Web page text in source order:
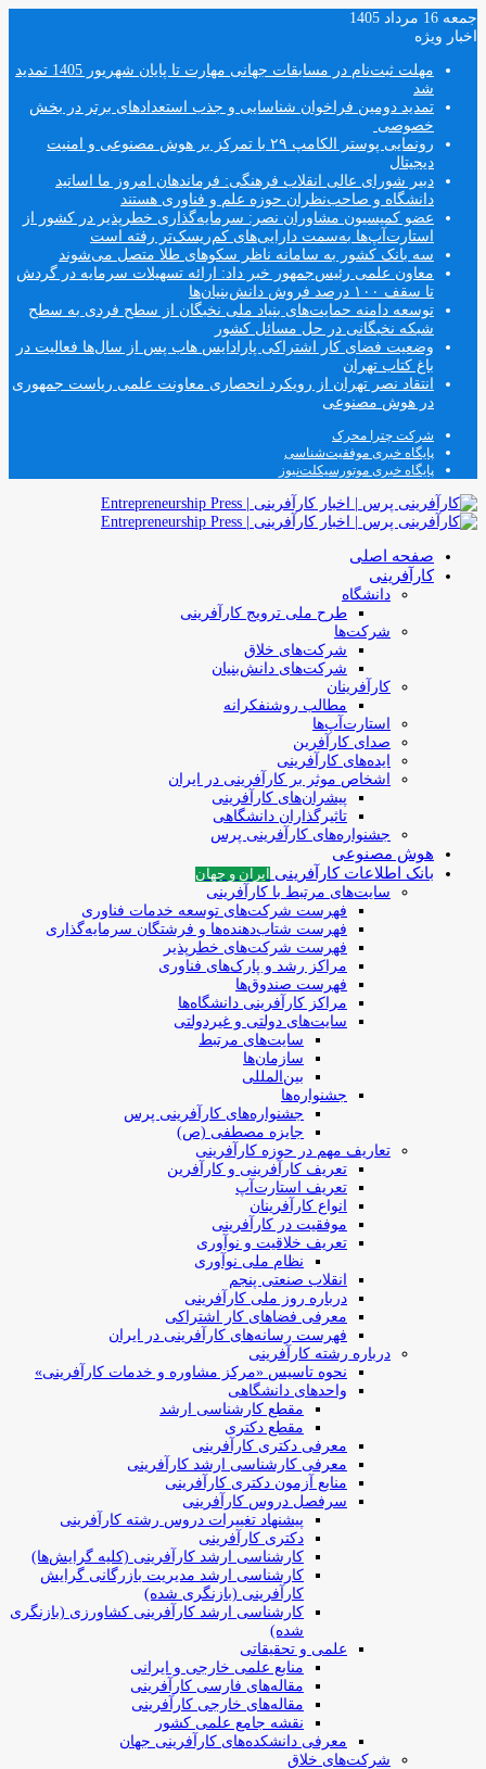
جمعه 16 مرداد 1405
اخبار ویژه
مهلت ثبت‌نام در مسابقات جهانی مهارت تا پایان شهریور 1405 تمدید
شد
تمدید دومین فراخوان شناسایی و جذب استعدادهای برتر در بخش
خصوصی
رونمایی پوستر الکامپ ۲۹ با تمرکز بر هوش مصنوعی و امنیت
دیجیتال
دبیر شورای عالی انقلاب فرهنگی: فرماندهان امروز ما اساتید
دانشگاه و صاحب‌نظران حوزه علم و فناوری هستند
عضو کمیسیون مشاوران نصر: سرمایه‌گذاری خطرپذیر در کشور از
استارت‌آپ‌ها به‌سمت دارایی‌های کم‌ریسک‌تر رفته است
سه بانک کشور به سامانه ناظر سکوهای طلا متصل می‌شوند
معاون علمی رئیس‌جمهور خبر داد: ارائه تسهیلات سرمایه در گردش
تا سقف ۱۰۰ درصد فروش دانش‌بنیان‌ها
توسعه دامنه حمایت‌های بنیاد ملی نخبگان از سطح فردی به سطح
شبکه نخبگانی در حل مسائل کشور
وضعیت فضای کار اشتراکی پارادایس هاب پس از سال‌ها فعالیت در
باغ کتاب تهران
انتقاد نصر تهران از رویکرد انحصاری معاونت علمی ریاست جمهوری
در هوش مصنوعی
شرکت چترا محرک
پایگاه خبری موفقیت‌شناسی
پایگاه خبری موتورسیکلت‌نیوز
صفحه اصلی
کارآفرینی
دانشگاه
طرح ملی ترویج کارآفرینی
شرکت‌ها
شرکت‌های خلاق
شرکت‌های دانش‌بنیان
کارآفرینان
مطالب روشنفکرانه
استارت‌آپ‌ها
صدای کارآفرین
ایده‌های کارآفرینی
اشخاص موثر بر کارآفرینی در ایران
پیشران‌های کارآفرینی
تاثیرگذاران دانشگاهی
جشنواره‌های کارآفرینی‌ پرس
هوش مصنوعی
بانک اطلاعات کارآفرینی
ایران و جهان
سایت‌های مرتبط با کارآفرینی
فهرست شرکت‌های‌‌ توسعه‌ خدمات فناوری
فهرست شتاب‌دهنده‌ها‌ و فرشتگان‌ سرمایه‌گذاری
فهرست شرکت‌های خطرپذیر
مراکز رشد و پارک‌های فناوری
فهرست صندوق‌ها
مراکز کارآفرینی دانشگاه‌ها
سایت‌های دولتی و غیردولتی
سایت‌های مرتبط
سازمان‌ها
بین‌المللی
جشنواره‌ها
جشنواره‌های کارآفرینی‌ پرس
جایزه مصطفی (ص)
تعاریف مهم در حوزه کارآفرینی
تعریف کارآفرینی و کارآفرین
تعریف استارت‌آپ
انواع کارآفرینان
موفقیت در کارآفرینی
تعریف خلاقیت و نوآوری
نظام ملی نوآوری
انقلاب صنعتی پنجم
درباره روز ملی کارآفرینی
معرفی فضاهای کار اشتراکی
فهرست رسانه‌های کارآفرینی در ایران
درباره رشته کارآفرینی
نحوه تاسیس «مرکز مشاوره و خدمات کارآفرینی»
واحدهای دانشگاهی
مقطع کارشناسی ارشد
مقطع دکتری
معرفی دکتری کارآفرینی
معرفی کارشناسی ارشد کارآفرینی
منابع آزمون دکتری کارآفرینی
سرفصل دروس کارآفرینی
پیشنهاد تغییرات دروس رشته کارآفرینی
دکتری کارآفرینی
کارشناسی ارشد کارآفرینی (کلیه گرایش‌ها)
کارشناسی ارشد مدیریت بازرگانی گرایش
کارآفرینی (بازنگری شده)
کارشناسی ارشد کارآفرینی کشاورزی (بازنگری
شده)
علمی و تحقیقاتی
منابع علمی خارجی و ایرانی
مقاله‌های فارسی کارآفرینی
مقاله‌های خارجی کارآفرینی
نقشه جامع علمی کشور
معرفی دانشکده‌های کارآفرینی جهان
شرکت‌های خلاق